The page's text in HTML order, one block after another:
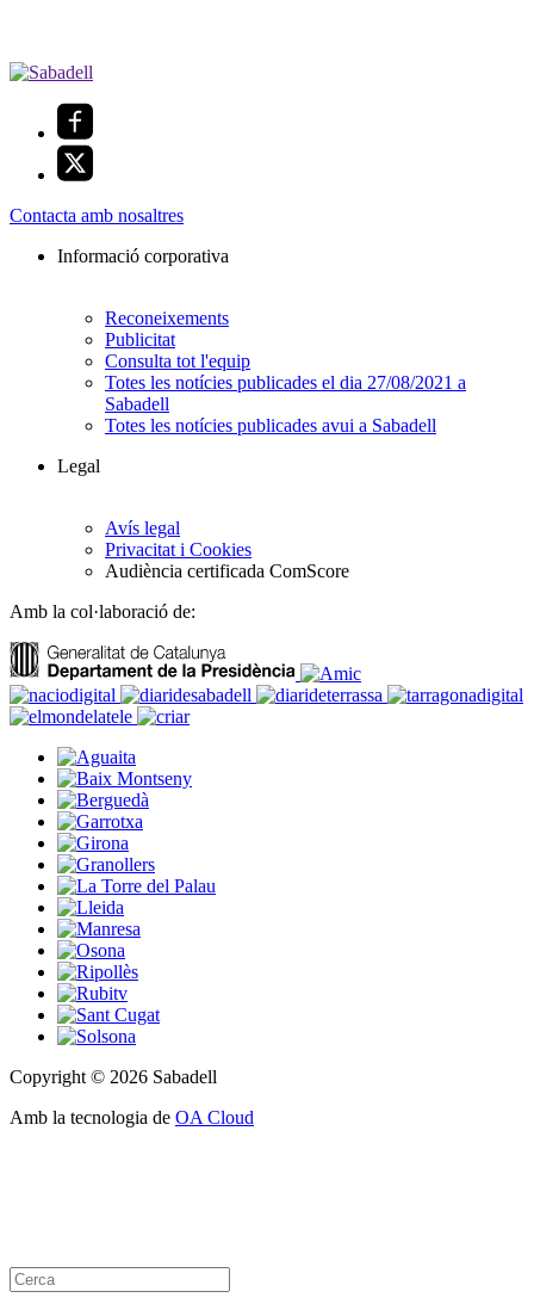
Contacta amb nosaltres
Informació corporativa
Reconeixements
Publicitat
Consulta tot l'equip
Totes les notícies publicades el dia 27/08/2021 a
Sabadell
Totes les notícies publicades avui a Sabadell
Legal
Avís legal
Privacitat i Cookies
Audiència certificada ComScore
Amb la col·laboració de:
Copyright © 2026 Sabadell
Amb la tecnologia de OA Cloud